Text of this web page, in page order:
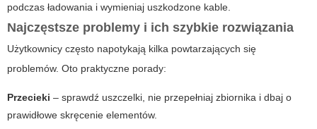
podczas ładowania i wymieniaj uszkodzone kable.
Najczęstsze problemy i ich szybkie rozwiązania
Użytkownicy często napotykają kilka powtarzających się
problemów. Oto praktyczne porady:
Przecieki – sprawdź uszczelki, nie przepełniaj zbiornika i dbaj o
prawidłowe skręcenie elementów.